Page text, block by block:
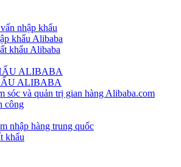
nhập khẩu
khẩu Alibaba
khẩu Alibaba
ALIBABA
ALIBABA
sóc và quản trị gian hàng Alibaba.com
công
nhập hàng trung quốc
khẩu